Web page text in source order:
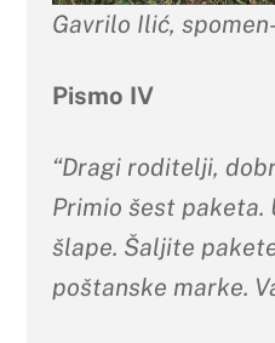
Gavrilo Ilić,
Pismo IV
“Dragi roditelji,
Primio šest paketa.
šlape. Šaljite
poštanske marke.